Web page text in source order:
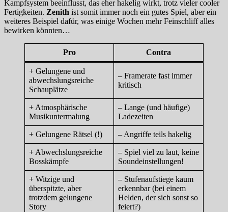
Kampfsystem beeinflusst, das eher hakelig wirkt, trotz vieler cooler
Fertigkeiten. Zenith ist somit immer noch ein gutes Spiel, aber ein
weiteres Beispiel dafür, was einige Wochen mehr Feinschliff alles
bewirken könnten…
Pro Contra
+ Gelungene und
abwechslungsreiche
Schauplätze
– Framerate fast immer
kritisch
+ Atmosphärische
Musikuntermalung
– Lange (und häufige)
Ladezeiten
+ Gelungene Rätsel (!) – Angriffe teils hakelig
+ Abwechslungsreiche
Bosskämpfe
– Spiel viel zu laut, keine
Soundeinstellungen!
+ Witzige und
überspitzte, aber
trotzdem gelungene
Story
– Stufenaufstiege kaum
erkennbar (bei einem
Helden, der sich sonst so
feiert?)